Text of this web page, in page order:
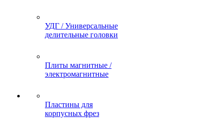
УДГ / Универсальные
делительные головки
Плиты магнитные /
электромагнитные
Пластины для
корпусных фрез